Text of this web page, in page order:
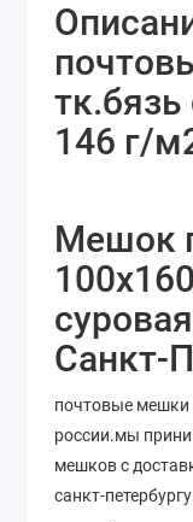
тк.бязь
146 г/
Мешок
Санкт-
почтовые мешки
россии.мы
мешков с
санкт-